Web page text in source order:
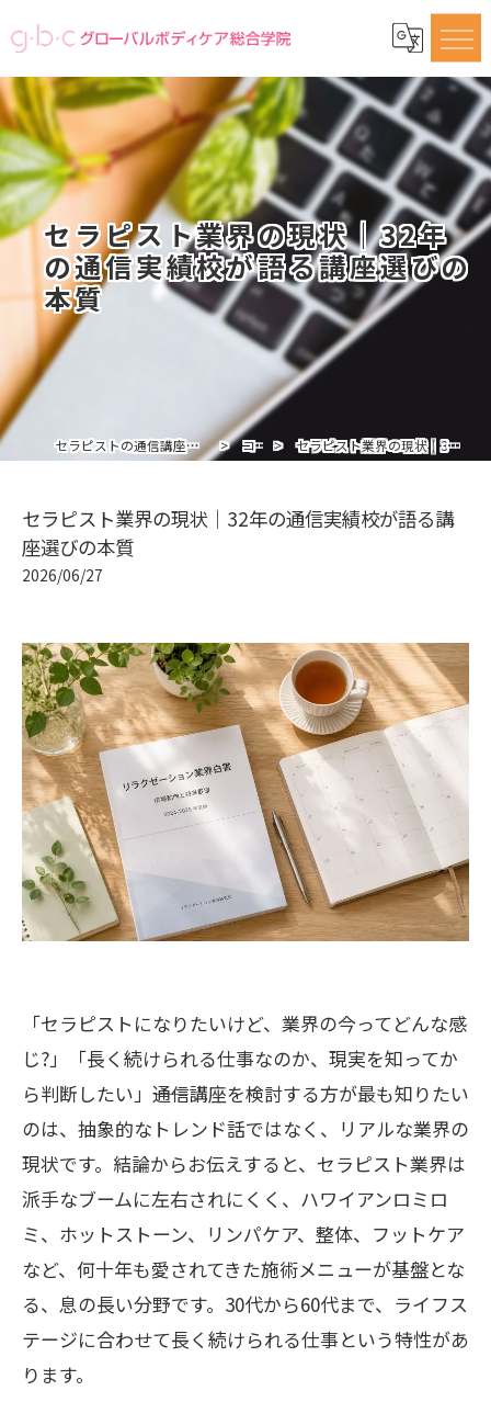
セラピスト業界の現状｜32年
の通信実績校が語る講座選びの
本質
セラピストの通信講座ならグローバルボディケア総合学院 コラム セラピスト業界の現状｜32年の通信実績校が語る講座選びの本質
セラピスト業界の現状｜32年の通信実績校が語る講
座選びの本質
2026/06/27
「セラピストになりたいけど、業界の今ってどんな感
じ?」「長く続けられる仕事なのか、現実を知ってか
ら判断したい」――通信講座を検討する方が最も知りたい
のは、抽象的なトレンド話ではなく、リアルな業界の
現状です。結論からお伝えすると、セラピスト業界は
派手なブームに左右されにくく、ハワイアンロミロ
ミ、ホットストーン、リンパケア、整体、フットケア
など、何十年も愛されてきた施術メニューが基盤とな
る、息の長い分野です。30代から60代まで、ライフス
テージに合わせて長く続けられる仕事という特性があ
ります。